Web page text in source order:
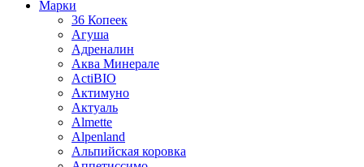
Марки
36 Копеек
Агуша
Адреналин
Аква Минерале
ActiBIO
Актимуно
Актуаль
Almette
Alpenland
Альпийская коровка